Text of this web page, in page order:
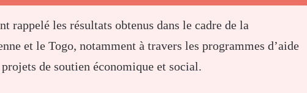
rappelé les résultats obtenus dans le cadre de la
et le Togo, notamment à travers les programmes d’aide
de soutien économique et social.